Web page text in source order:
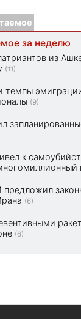
за неделю
из
(11)
темпы
(9)
к
предложил
(6)
(6)